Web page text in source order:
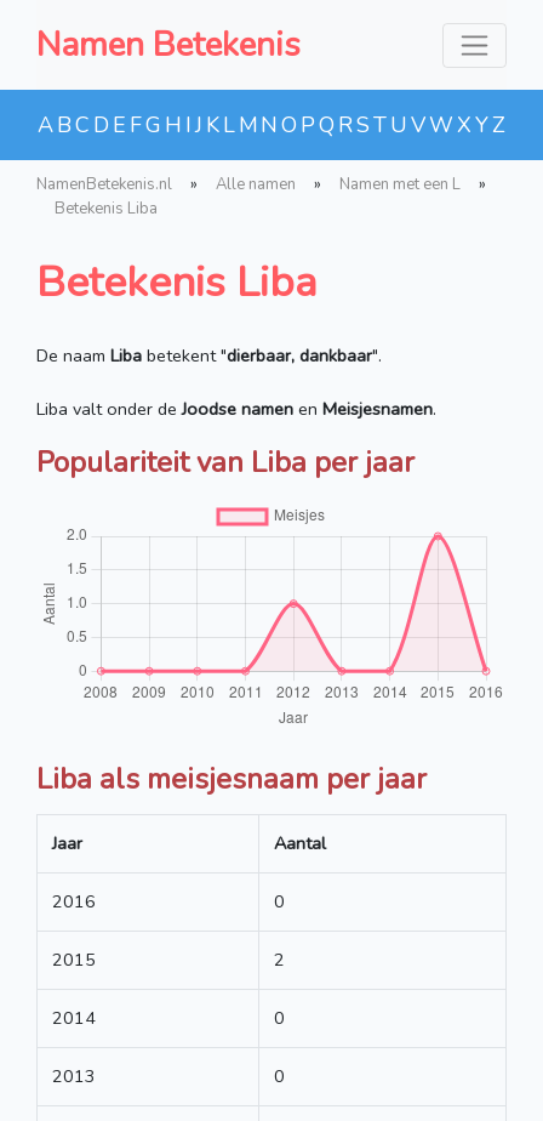
Namen Betekenis
ABC D E FG H IJ KLMNO PQ RSTUVWXYZ
NamenBetekenis.nl » Alle namen » Namen met een L
»
Betekenis Liba
Betekenis Liba
De naam Liba betekent "dierbaar, dankbaar".
Liba valt onder deJoodse namen en Meisjesnamen.
Populariteit van Liba per jaar
Liba als meisjesnaam per jaar
Jaar Aantal
2016 0
2015 2
2014 0
2013 0